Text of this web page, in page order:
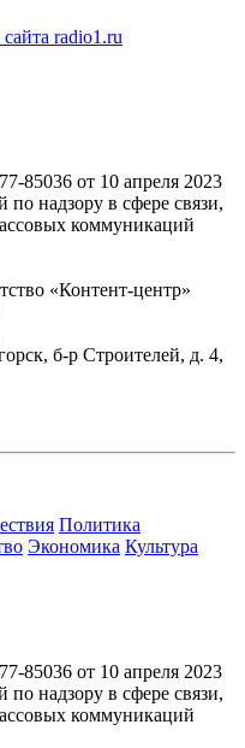
radio1.ru
85036 от 10 апреля 2023
надзору в сфере связи,
коммуникаций
«Контент-центр»
б-р Строителей, д. 4,
Политика
Экономика Культура
85036 от 10 апреля 2023
надзору в сфере связи,
коммуникаций